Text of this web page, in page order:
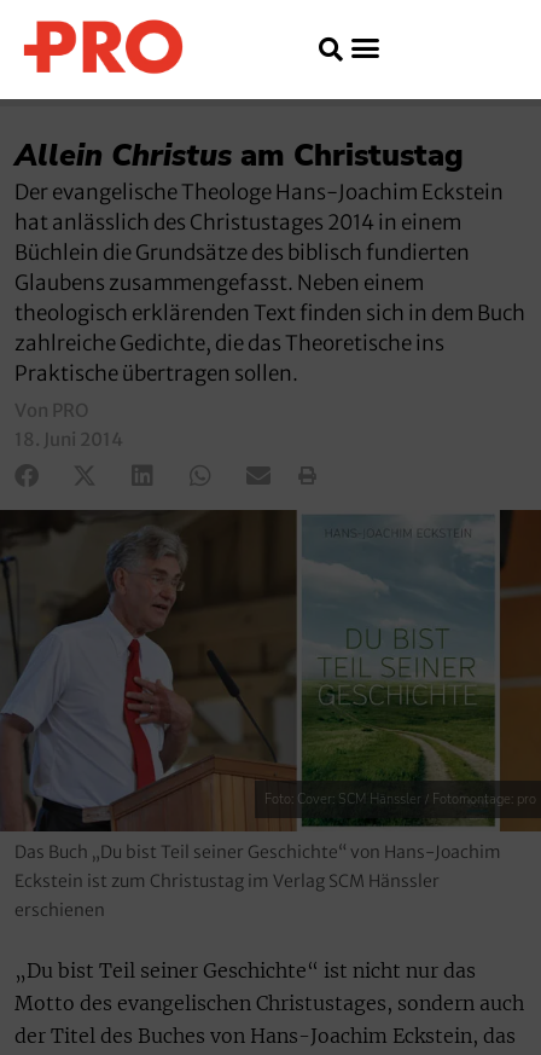
Allein Christus am Christustag
Der evangelische Theologe Hans-Joachim Eckstein
hat anlässlich des Christustages 2014 in einem
Büchlein die Grundsätze des biblisch fundierten
Glaubens zusammengefasst. Neben einem
theologisch erklärenden Text finden sich in dem Buch
zahlreiche Gedichte, die das Theoretische ins
Praktische übertragen sollen.
Von PRO
18. Juni 2014
Foto: Cover: SCM Hänssler / Fotomontage: pro
Das Buch „Du bist Teil seiner Geschichte“ von Hans-Joachim
Eckstein ist zum Christustag im Verlag SCM Hänssler
erschienen
„Du bist Teil seiner Geschichte“ ist nicht nur das
Motto des evangelischen Christustages, sondern auch
der Titel des Buches von Hans-Joachim Eckstein, das